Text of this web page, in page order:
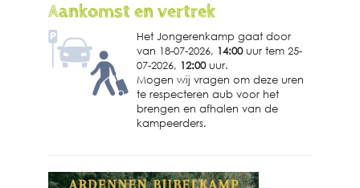
Aankomst en vertrek
Het Jongerenkamp gaat door
van 18-07-2026, 14:00uur tem 25-
07-2026, 12:00uur.
Mogen wij vragen om deze uren
te respecteren aub voor het
brengen en afhalen van de
kampeerders.